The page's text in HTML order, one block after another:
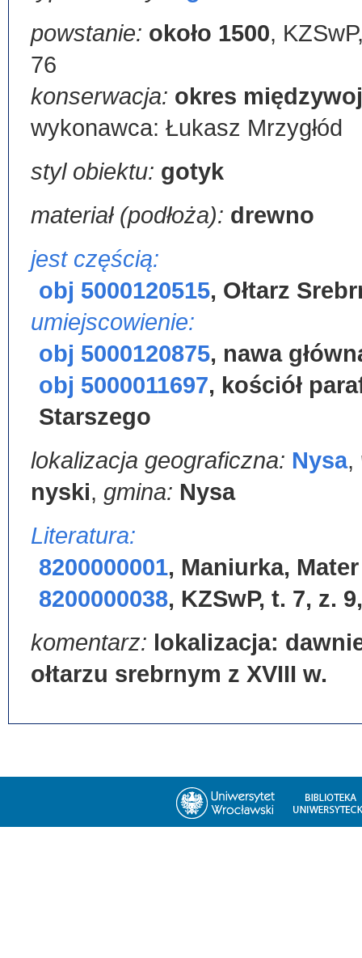
powstanie: około 1500,
76
konserwacja: okres
wykonawca: Łukasz Mrzygłód
styl obiektu: gotyk
materiał (podłoża): drewno
jest częścią:
obj 5000120515, Ołtarz
umiejscowienie:
obj 5000120875, nawa
obj 5000011697, kościół
Starszego
lokalizacja geograficzna: Nysa,
nyski, gmina: Nysa
Literatura:
8200000001, Maniurka,
8200000038, KZSwP, t. 7, z. 9
komentarz: lokalizacja:
ołtarzu srebrnym z XVIII w.